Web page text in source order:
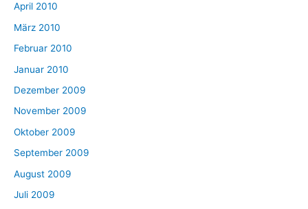
April 2010
März 2010
Februar 2010
Januar 2010
Dezember 2009
November 2009
Oktober 2009
September 2009
August 2009
Juli 2009